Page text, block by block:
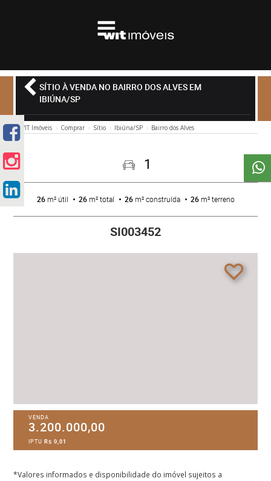
SÍTIO À VENDA NO BAIRRO DOS ALVES EM
IBIÚNA/SP
WIT Imóveis Comprar Sítio Ibiúna/SP Bairro dos Alves
1
26m² útil 26m² total 26m² construída 26m² terreno
SI003452
VENDA
3.200.000,00
IPTUR$ 0,01
*Valores informados e disponibilidade do imóvel sujeitos a